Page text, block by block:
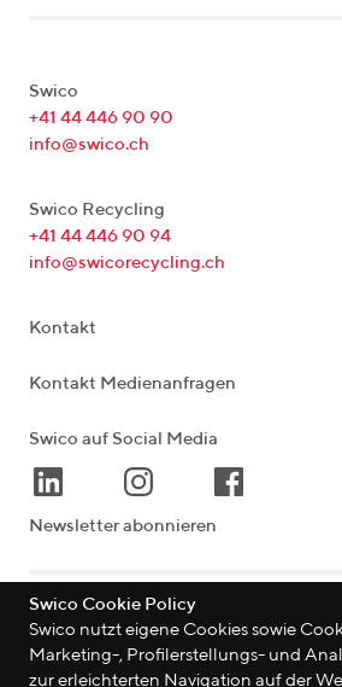
Swico
+41 44 446 90 90
info@swico.ch
Swico Recycling
+41 44 446 90 94
info@swicorecycling.ch
Kontakt
Kontakt Medienanfragen
Swico auf Social Media
Newsletter abonnieren
Lagerstrasse 33 8004 Zürich |
Swico Cookie Policy
Swico nutzt eigene Cookies sowie
Marketing-, Profilerstellungs- und
zur erleichterten Navigation auf der